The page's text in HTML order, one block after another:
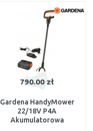
Do porównania
790.00 zł
Gardena HandyMower
22/18V P4A
Akumulatorowa